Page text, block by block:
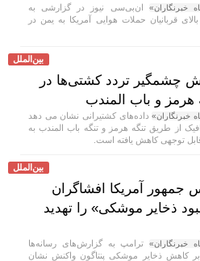
خبرنگاران» ان‌بی‌سی نیوز در گزارشی به
قربانیان حملات هوایی آمریکا به یمن در
بین‌الملل
چشمگیر تردد کشتی‌ها در
هرمز و باب المندب
خبرنگاران»داده‌های کشتیرانی نشان می دهد
از طریق تنگه هرمز و تنگه باب المندب به
توجهی کاهش یافته است.
بین‌الملل
جمهور آمریکا افشاگران
ذخایر موشکی» را تهدید
خبرنگاران»ترامپ به گزارش‌های رسانه‌ها
کاهش ذخایر موشکی پنتاگون واکنش نشان